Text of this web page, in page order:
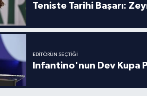
Teniste Tarihi Başarı:
EDITÖRÜN SEÇTIĞI
Infantino'nun Dev Kupa